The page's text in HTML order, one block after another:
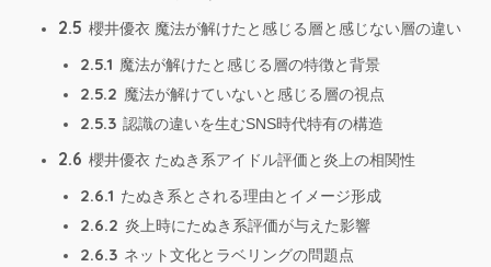
2.5 櫻井優衣 魔法が解けたと感じる層と感じない層の違い
2.5.1 魔法が解けたと感じる層の特徴と背景
2.5.2 魔法が解けていないと感じる層の視点
2.5.3 認識の違いを生むSNS時代特有の構造
2.6 櫻井優衣 たぬき系アイドル評価と炎上の相関性
2.6.1 たぬき系とされる理由とイメージ形成
2.6.2 炎上時にたぬき系評価が与えた影響
2.6.3 ネット文化とラベリングの問題点